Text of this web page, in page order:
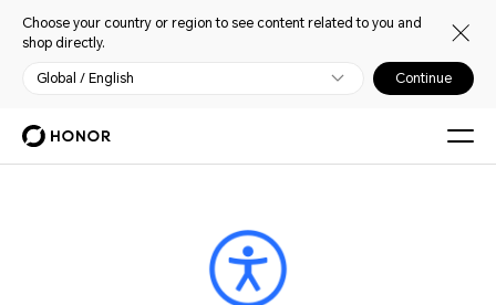
Choose your country or region to see content related to you and
shop directly.
Global / English Continue